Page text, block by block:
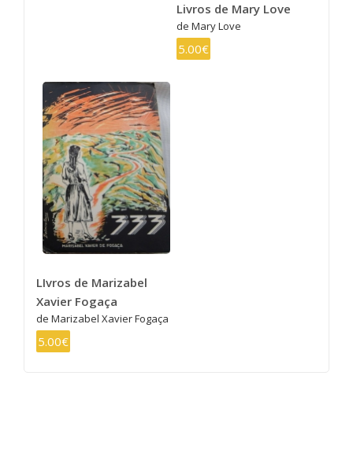
Livros de Mary Love
de Mary Love
5.00€
LIvros de Marizabel
Xavier Fogaça
de Marizabel Xavier Fogaça
5.00€